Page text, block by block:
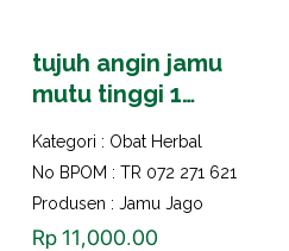
tujuh angin jamu
mutu tinggi 1
Kategori : Obat Herbal
No BPOM : TR 072 271 621
Produsen : Jamu Jago
Rp11,000.00